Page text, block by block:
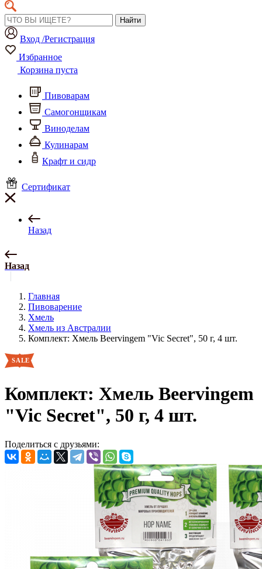
Найти
Вход /Регистрация
Избранное
Корзина пуста
Пивоварам
Самогонщикам
Виноделам
Кулинарам
Крафт и сидр
Сертификат
Назад
Назад
Главная
Пивоварение
Хмель
Хмель из Австралии
Комплект: Хмель Beervingem "Vic Secret", 50 г, 4 шт.
Комплект: Хмель Beervingem
"Vic Secret", 50 г, 4 шт.
Поделиться с друзьями: